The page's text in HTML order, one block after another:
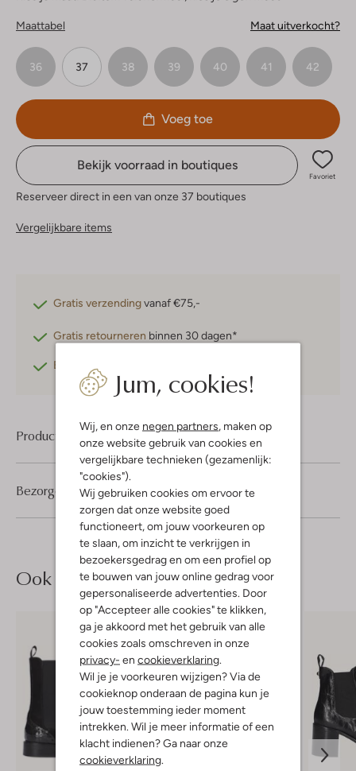
Jum, cookies!
Wij, en onze negen partners , maken op
onze website gebruik van cookies en
vergelijkbare technieken (gezamenlijk:
"cookies").
Wij gebruiken cookies om ervoor te
zorgen dat onze website goed
functioneert, om jouw voorkeuren op
te slaan, om inzicht te verkrijgen in
bezoekersgedrag en om een profiel op
te bouwen van jouw online gedrag voor
gepersonaliseerde advertenties. Door
op "Accepteer alle cookies" te klikken,
ga je akkoord met het gebruik van alle
cookies zoals omschreven in onze
privacy- en cookieverklaring
Wil je je voorkeuren wijzigen? Via de
cookieknop onderaan de pagina kun je
jouw toestemming ieder moment
intrekken. Wil je meer informatie of een
klacht indienen? Ga naar onze
cookieverklaring
Maattabel Maat uitverkocht?
36 37 38 39 40 41 42
Voeg toe
Bekijk voorraad in boutiques
Favoriet
Reserveer direct in een van onze 37 boutiques
Vergelijkbare items
Gratis verzendingvanaf €75,-
Gratis retourneren binnen 30 dagen*
Betaal achteraf
Product informatie
Bezorgen & retourneren
Ook iets voor jou?